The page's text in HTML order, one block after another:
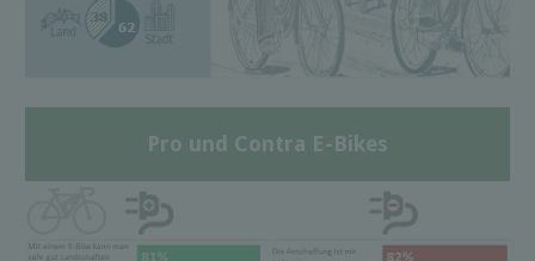
Pro und Contra E-Bikes